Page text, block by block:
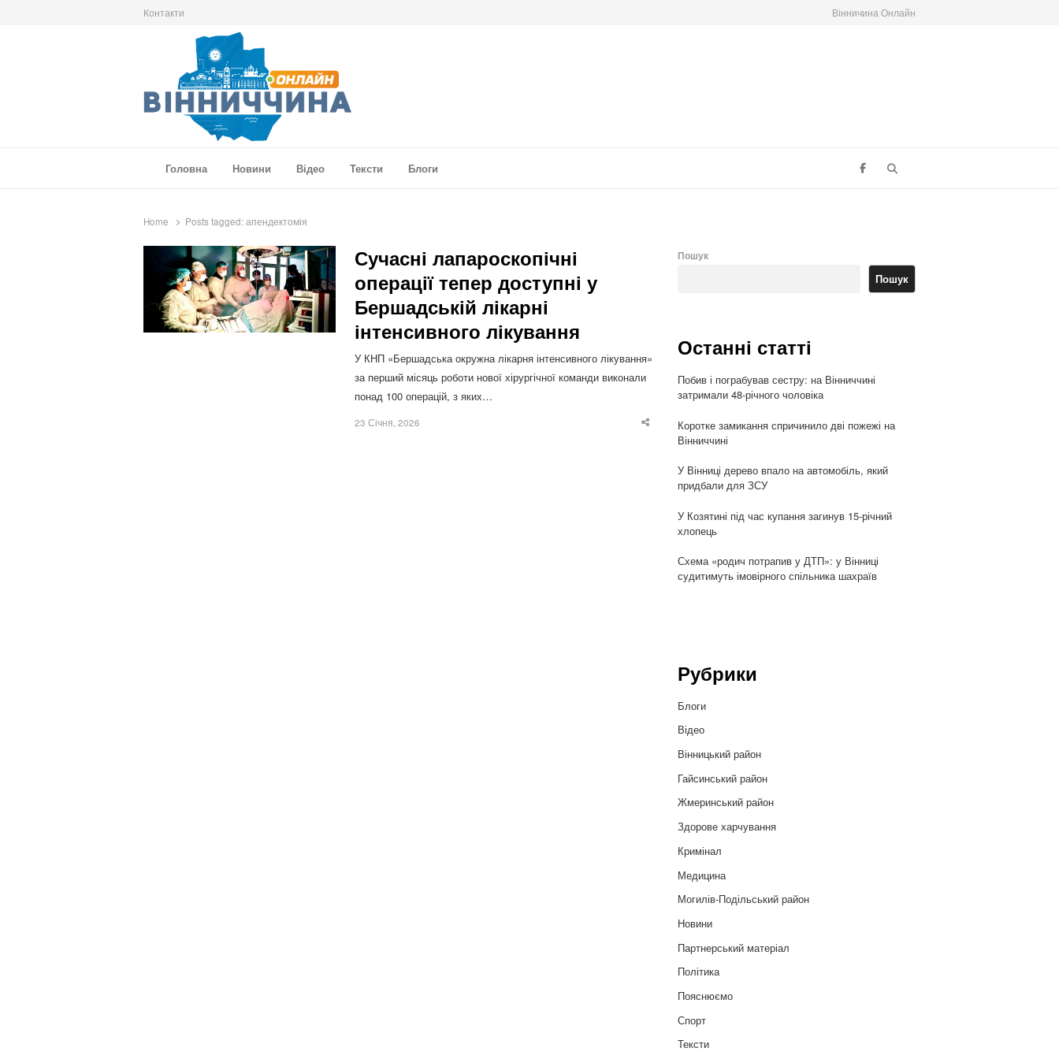
Контакти Вінничина Онлайн
Головна
Новини Відео Тексти Блоги
Home Posts tagged: апендектомія
Сучасні лапароскопічні
операції тепер доступні у
Бершадській лікарні
інтенсивного лікування
У КНП «Бершадська окружна лікарня інтенсивного лікування»
за перший місяць роботи нової хірургічної команди виконали
понад 100 операцій, з яких…
23 Січня, 2026
Share
Пошук
Пошук
Останні статті
Побив і пограбував сестру: на Вінниччині
затримали 48-річного чоловіка
Коротке замикання спричинило дві пожежі на
Вінниччині
У Вінниці дерево впало на автомобіль, який
придбали для ЗСУ
У Козятині під час купання загинув 15-річний
хлопець
Схема «родич потрапив у ДТП»: у Вінниці
судитимуть імовірного спільника шахраїв
Рубрики
Блоги
Відео
Вінницький район
Гайсинський район
Жмеринський район
Здорове харчування
Кримінал
Медицина
Могилів-Подільський район
Новини
Партнерський матеріал
Політика
Пояснюємо
Спорт
Тексти